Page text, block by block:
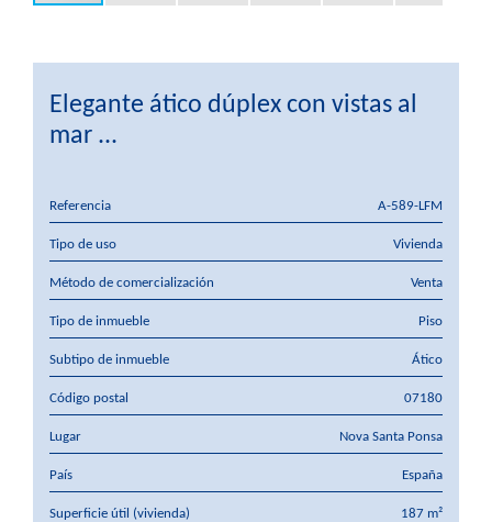
Elegante ático dúplex con vistas al
mar ...
Referencia A-589-LFM
Tipo de uso Vivienda
Método de comercialización Venta
Tipo de inmueble Piso
Subtipo de inmueble Ático
Código postal 07180
Lugar Nova Santa Ponsa
País España
Superficie útil (vivienda) 187 m²